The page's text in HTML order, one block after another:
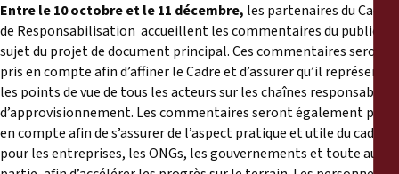
Entre le 10 octobre et le 11 décembre, les partenaires du Cadre
de Responsabilisation accueillent les commentaires du public au
sujet du projet de document principal. Ces commentaires seront
pris en compte afin d’affiner le Cadre et d’assurer qu’il représente
les points de vue de tous les acteurs sur les chaînes responsables
d’approvisionnement. Les commentaires seront également pris
en compte afin de s’assurer de l’aspect pratique et utile du cadre
pour les entreprises, les ONGs, les gouvernements et toute autre